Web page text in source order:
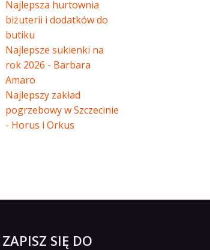
Najlepsza hurtownia
biżuterii i dodatków do
butiku
Najlepsze sukienki na
rok 2026 - Barbara
Amaro
Najlepszy zakład
pogrzebowy w Szczecinie
- Horus i Orkus
ZAPISZ SIĘ DO